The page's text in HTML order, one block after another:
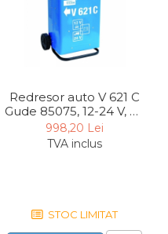
Redresor auto V 621 C
Gude 85075, 12-24 V, 70
A
998,20 Lei
TVA inclus
STOC LIMITAT